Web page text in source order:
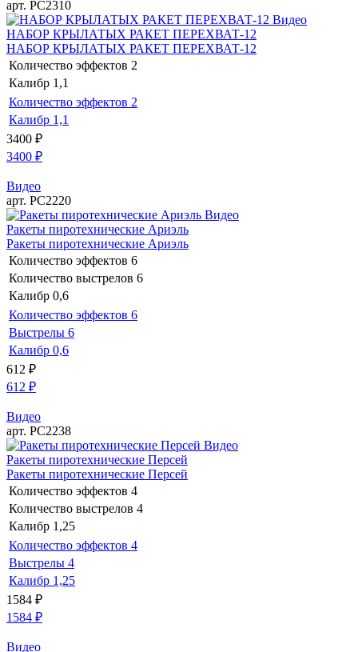
арт. РС2310
Видео
НАБОР КРЫЛАТЫХ РАКЕТ ПЕРЕХВАТ-12
НАБОР КРЫЛАТЫХ РАКЕТ ПЕРЕХВАТ-12
Количество эффектов 2
Калибр 1,1
Количество эффектов 2
Калибр 1,1
3400 ₽
3400 ₽
Видео
арт. РС2220
Видео
Ракеты пиротехнические Ариэль
Ракеты пиротехнические Ариэль
Количество эффектов 6
Количество выстрелов 6
Калибр 0,6
Количество эффектов 6
Выстрелы 6
Калибр 0,6
612 ₽
612 ₽
Видео
арт. РС2238
Видео
Ракеты пиротехнические Персей
Ракеты пиротехнические Персей
Количество эффектов 4
Количество выстрелов 4
Калибр 1,25
Количество эффектов 4
Выстрелы 4
Калибр 1,25
1584 ₽
1584 ₽
Видео